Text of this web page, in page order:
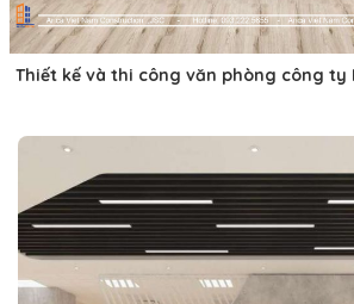
Thiết kế và thi công văn phòng công ty